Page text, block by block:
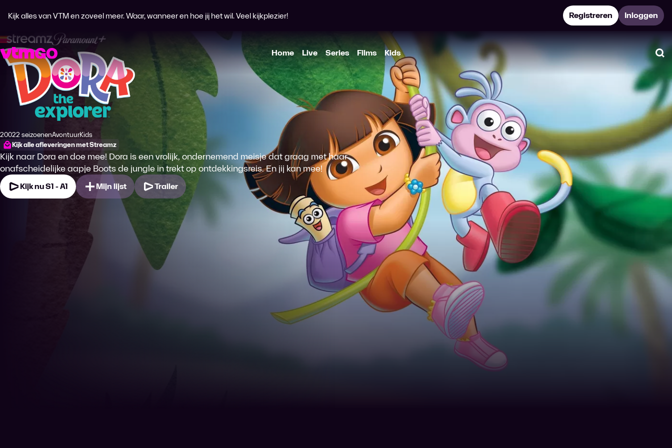
Kijk alles van VTM en zoveel meer. Waar, wanneer en hoe jij het wil. Veel kijkplezier!
Registreren Inloggen
Home Live Series Films Kids
Dora the Explorer
Productiejaar
20022 seizoenen
Genre
Avontuur
Genre
Kids
Kijk alle afleveringen met Streamz
Kijk naar Dora en doe mee! Dora is een vrolijk, ondernemend meisje dat graag met haar
onafscheidelijke aapje Boots de jungle in trekt op ontdekkingsreis. En jij kan mee!
Kijk nu S1 - A1 Mijn lijst Trailer